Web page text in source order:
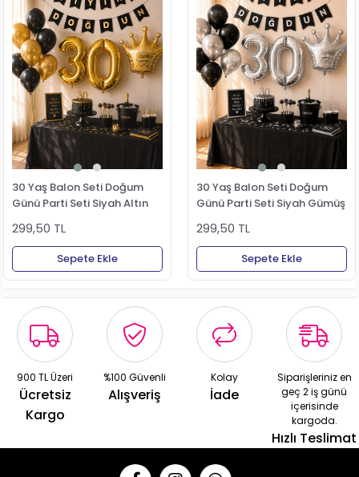
30 Yaş Balon Seti Doğum
Günü Parti Seti Siyah Altın
299,50 TL
Sepete Ekle
30 Yaş Balon Seti Doğum
Günü Parti Seti Siyah Gümüş
299,50 TL
Sepete Ekle
900 TL Üzeri
Ücretsiz
Kargo
%100 Güvenli
Alışveriş
Kolay
İade
Siparişleriniz en
geç 2 iş günü
içerisinde
kargoda.
Hızlı Teslimat